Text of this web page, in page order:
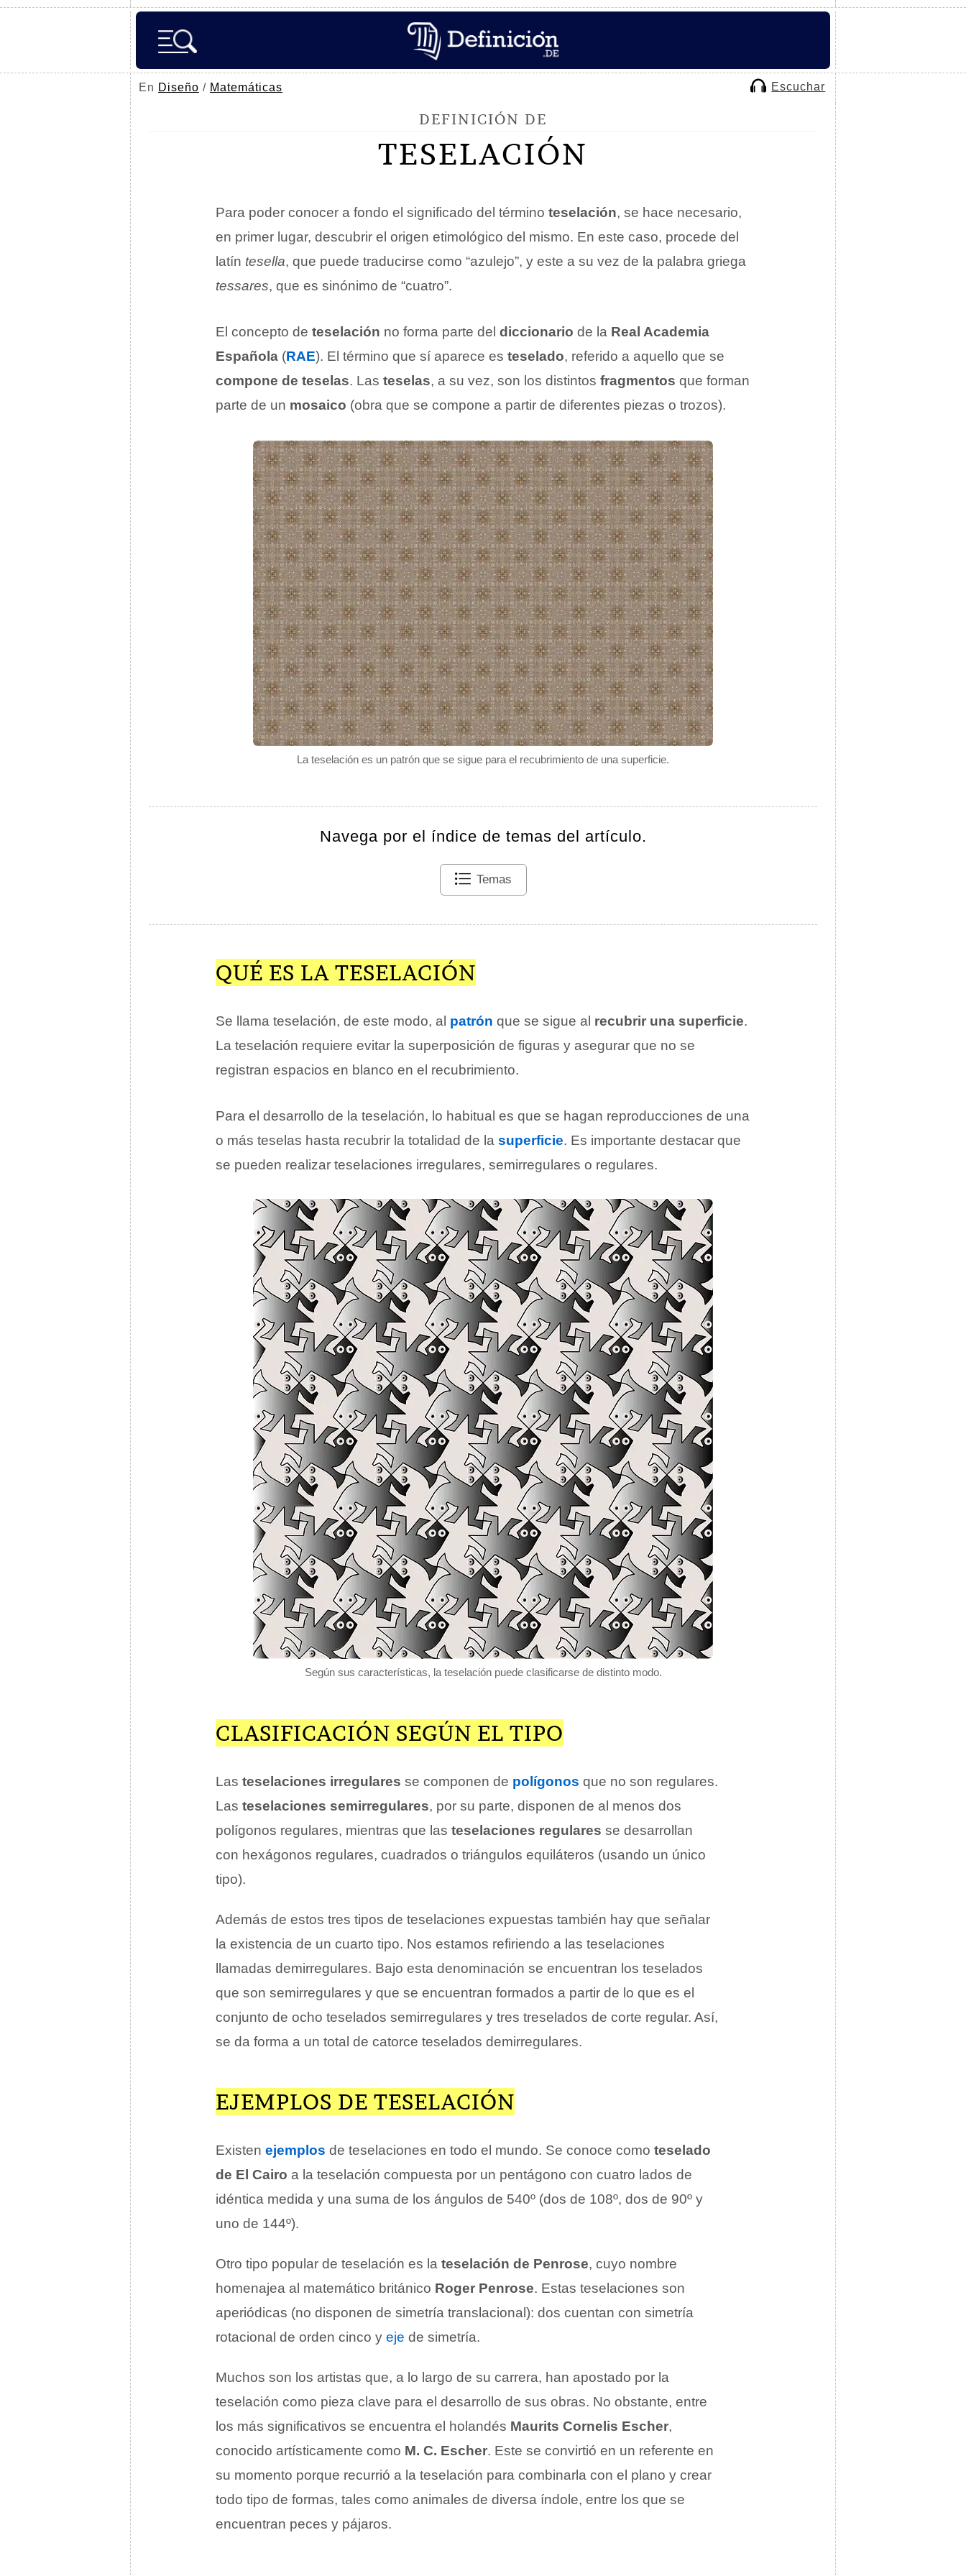
En Diseño / Matemáticas Escuchar
DEFINICIÓN DE
TESELACIÓN
La teselación es un patrón que se sigue para el recubrimiento de una superficie.
Para poder conocer a fondo el significado del término teselación, se hace necesario,
en primer lugar, descubrir el origen etimológico del mismo. En este caso, procede del
latín tesella, que puede traducirse como “azulejo”, y este a su vez de la palabra griega
tessares, que es sinónimo de “cuatro”.
El concepto de teselación no forma parte del diccionario de la Real Academia
Española (RAE). El término que sí aparece es teselado, referido a aquello que se
compone de teselas. Las teselas, a su vez, son los distintos fragmentos que forman
parte de un mosaico (obra que se compone a partir de diferentes piezas o trozos).
Navega por el índice de temas del artículo.
Temas
QUÉ ES LA TESELACIÓN
Se llama teselación, de este modo, al patrón que se sigue al recubrir una superficie.
La teselación requiere evitar la superposición de figuras y asegurar que no se
registran espacios en blanco en el recubrimiento.
Para el desarrollo de la teselación, lo habitual es que se hagan reproducciones de una
o más teselas hasta recubrir la totalidad de la superficie. Es importante destacar que
se pueden realizar teselaciones irregulares, semirregulares o regulares.
Según sus características, la teselación puede clasificarse de distinto modo.
CLASIFICACIÓN SEGÚN EL TIPO
Las teselaciones irregulares se componen de polígonos que no son regulares.
Las teselaciones semirregulares, por su parte, disponen de al menos dos
polígonos regulares, mientras que las teselaciones regulares se desarrollan
con hexágonos regulares, cuadrados o triángulos equiláteros (usando un único
tipo).
Además de estos tres tipos de teselaciones expuestas también hay que señalar
la existencia de un cuarto tipo. Nos estamos refiriendo a las teselaciones
llamadas demirregulares. Bajo esta denominación se encuentran los teselados
que son semirregulares y que se encuentran formados a partir de lo que es el
conjunto de ocho teselados semirregulares y tres treselados de corte regular. Así,
se da forma a un total de catorce teselados demirregulares.
EJEMPLOS DE TESELACIÓN
Existen ejemplos de teselaciones en todo el mundo. Se conoce como teselado
de El Cairo a la teselación compuesta por un pentágono con cuatro lados de
idéntica medida y una suma de los ángulos de 540º (dos de 108º, dos de 90º y
uno de 144º).
Otro tipo popular de teselación es la teselación de Penrose, cuyo nombre
homenajea al matemático británico Roger Penrose. Estas teselaciones son
aperiódicas (no disponen de simetría translacional): dos cuentan con simetría
rotacional de orden cinco y eje de simetría.
Muchos son los artistas que, a lo largo de su carrera, han apostado por la
teselación como pieza clave para el desarrollo de sus obras. No obstante, entre
los más significativos se encuentra el holandés Maurits Cornelis Escher,
conocido artísticamente como M. C. Escher. Este se convirtió en un referente en
su momento porque recurrió a la teselación para combinarla con el plano y crear
todo tipo de formas, tales como animales de diversa índole, entre los que se
encuentran peces y pájaros.